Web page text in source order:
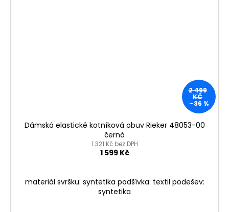
2 499
KČ
–36 %
Dámská elastické kotníková obuv Rieker 48053-00
černá
1 321 Kč bez DPH
1 599 Kč
materiál svršku: syntetika podšívka: textil podešev:
syntetika